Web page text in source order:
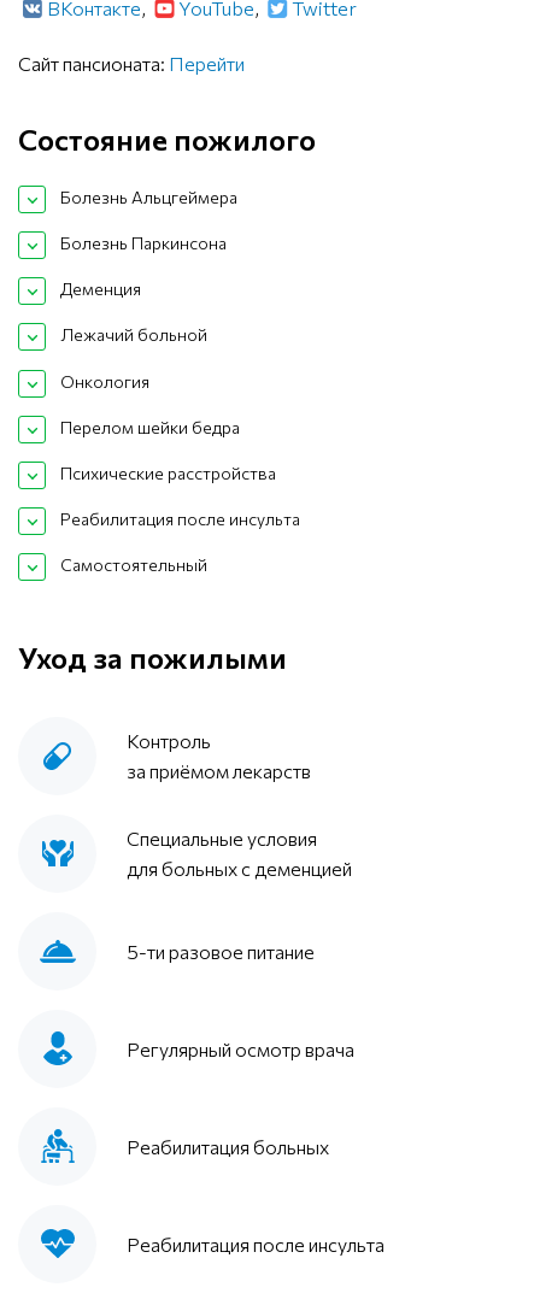
ВКонтакте, YouTube, Twitter
Сайт пансионата: Перейти
Состояние пожилого
Болезнь Альцгеймера
Болезнь Паркинсона
Деменция
Лежачий больной
Онкология
Перелом шейки бедра
Психические расстройства
Реабилитация после инсульта
Самостоятельный
Уход за пожилыми
Контроль
за приёмом лекарств
Специальные условия
для больных с деменцией
5-ти разовое питание
Регулярный осмотр врача
Реабилитация больных
Реабилитация после инсульта